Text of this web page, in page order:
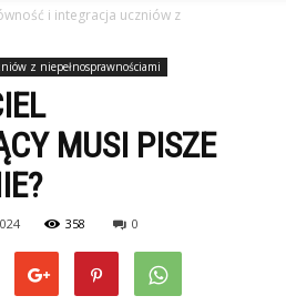
i integracja uczniów z
z niepełnosprawnościami
MUSI PISZE
358 0